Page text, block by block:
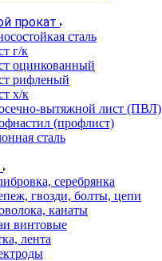
прокат
сталь
г/к
оцинкованный
рифленый
х/к
вытяжной лист (ПВЛ)
(профлист)
сталь
серебрянка
гвозди, болты, цепи
канаты
винтовые
лента